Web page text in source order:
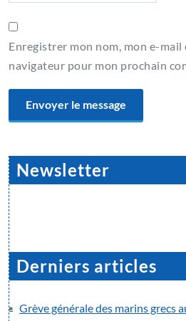
Enregistrer mon nom, mon e-mail
navigateur pour mon prochain
Newsletter
Derniers articles
Grève générale des marins grecs